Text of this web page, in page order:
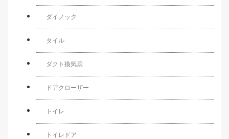
ダイノック
タイル
ダクト換気扇
ドアクローザー
トイレ
トイレドア